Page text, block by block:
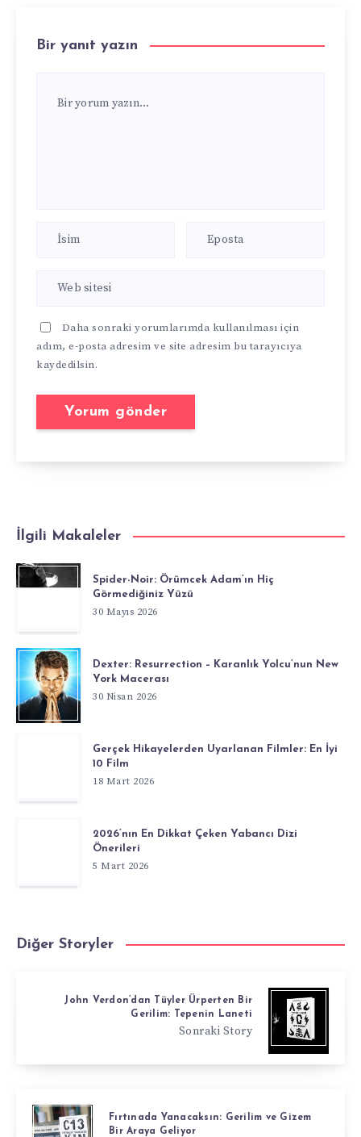
Bir yanıt yazın
Daha sonraki yorumlarımda kullanılması için
adım, e-posta adresim ve site adresim bu tarayıcıya
kaydedilsin.
İlgili Makaleler
Spider-Noir: Örümcek Adam’ın Hiç
Görmediğiniz Yüzü
30 Mayıs 2026
Dexter: Resurrection – Karanlık Yolcu’nun New
York Macerası
30 Nisan 2026
Gerçek Hikayelerden Uyarlanan Filmler: En İyi
10 Film
18 Mart 2026
2026’nın En Dikkat Çeken Yabancı Dizi
Önerileri
5 Mart 2026
Diğer Storyler
John Verdon’dan Tüyler Ürperten Bir
Gerilim: Tepenin Laneti
Sonraki Story
Fırtınada Yanacaksın: Gerilim ve Gizem
Bir Araya Geliyor